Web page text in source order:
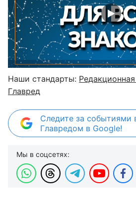
Наши стандарты:
Главред
Следите за событиями
Главредом в Google!
Мы в соцсетях: